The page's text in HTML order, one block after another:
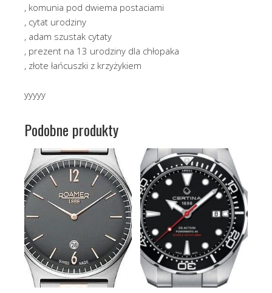
, komunia pod dwiema postaciami
, cytat urodziny
, adam szustak cytaty
, prezent na 13 urodziny dla chłopaka
, złote łańcuszki z krzyżykiem
yyyyy
Podobne produkty